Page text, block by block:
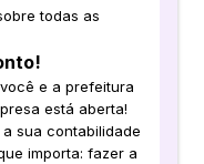
todas as
e a prefeitura
está aberta!
sua contabilidade
importa: fazer a